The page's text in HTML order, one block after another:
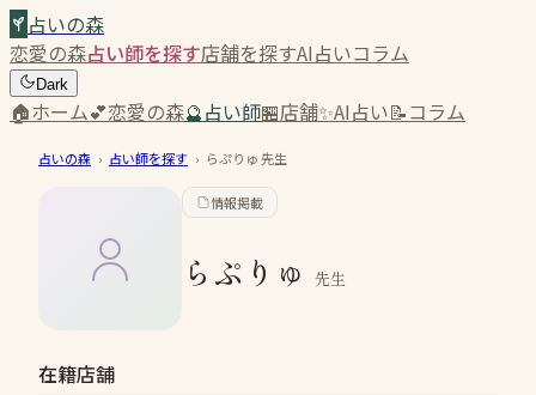
占いの森
恋愛の森占い師を探す店舗を探すAI占いコラム
Dark
🏠ホーム💕恋愛の森🔮占い師🏪店舗✨AI占い📝コラム
占いの森 › 占い師を探す › らぷりゅ先生
情報掲載
らぷりゅ 先生
在籍店舗